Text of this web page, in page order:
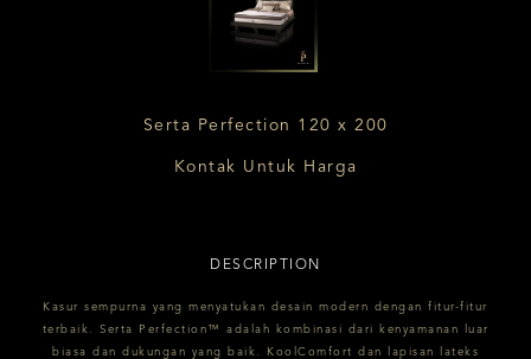
Serta Perfection 120 x 200
Kontak Untuk Harga
DESCRIPTION
Kasur sempurna yang menyatukan desain modern dengan fitur-fitur
terbaik. Serta Perfection™ adalah kombinasi dari kenyamanan luar
biasa dan dukungan yang baik. KoolComfort dan lapisan lateks